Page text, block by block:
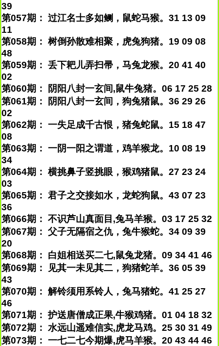
39
第057期： 过江名士多如鲗，鼠蛇马猴。31 13 09
11
第058期： 树倒孙散难相聚，虎兔狗猪。19 09 08
48
第059期： 丢下耙儿弄扫帚，马兔龙猴。20 41 40
02
第060期： 阴阳八封一玄间,鼠牛兔猪。06 17 25 28
第061期： 阴阳八封一玄间，狗兔猪鼠。36 29 26
02
第062期： 一失足成千古恨，猪兔蛇鼠。15 18 47
08
第063期： 一阴一阳之谓道，鸡羊猴龙。10 08 19
34
第064期： 横挑鼻子竖挑眼，猴鸡猪鼠。27 23 24
03
第065期： 君子之交接如水，龙蛇狗鼠。43 07 23
36
第066期： 不识芦山真面目,兔马羊猴。03 17 25 32
第067期： 父子无隔宿之仇，兔牛猴蛇。34 09 39
20
第068期： 白姐相送买二七,鼠兔龙猪。09 34 41 46
第069期： 见其一未见其二，狗猪蛇羊。36 05 39
43
第070期： 解铃须用系铃人，兔马猪蛇。41 25 27
46
第071期： 护送唐僧成正果,牛猴鸡猪。01 04 18 32
第072期： 水远山遥难信实,虎龙马鸡。25 30 31 49
第073期： 一七二七今期爆,虎马羊猴。20 43 44 46